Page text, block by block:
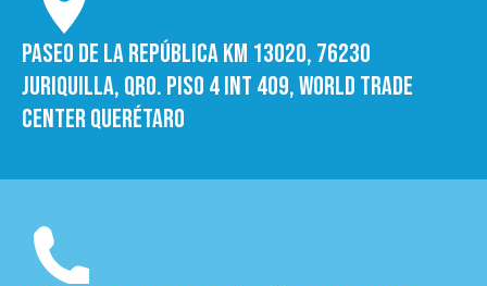
Paseo de la República Km 13020, 76230
Juriquilla, Qro. Piso 4 int 409, World trade
Center Querétaro